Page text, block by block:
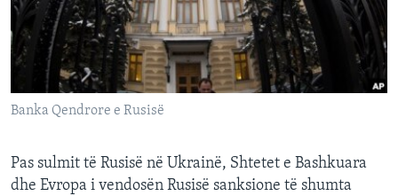
INTERVISTA
DITARI
Banka Qendrore e Rusisë
Pas sulmit të Rusisë në Ukrainë, Shtetet e Bashkuara
dhe Evropa i vendosën Rusisë sanksione të shumta